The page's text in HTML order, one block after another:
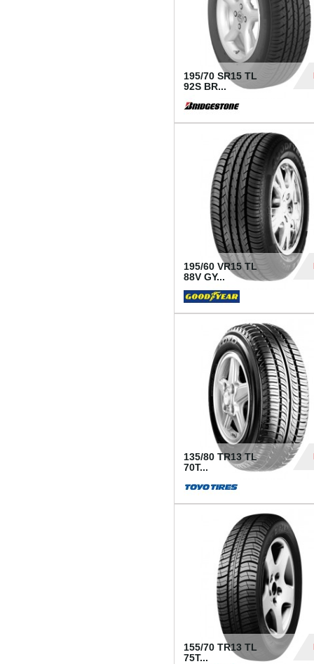
195/70 SR15 TL
92S BR...
195/60 VR15 TL
88V GY...
135/80 TR13 TL
70T...
155/70 TR13 TL
75T...